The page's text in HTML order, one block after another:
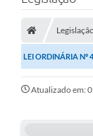
LEI ORDINÁRIA Nº
Atualizado em: